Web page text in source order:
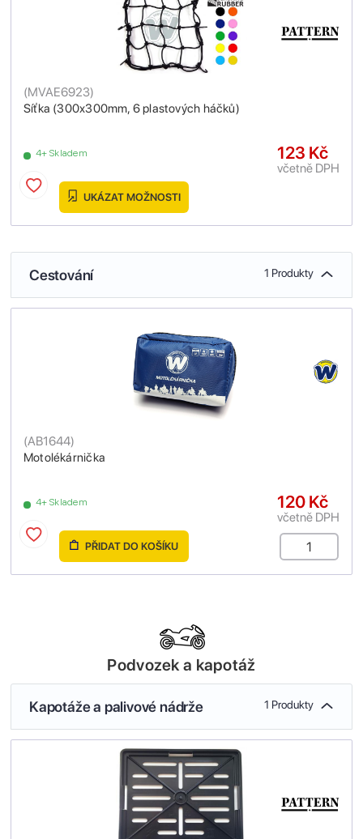
Síťka (300x300mm, 6 plastových háčků)
(MVAE6923)
4+ Skladem 123 Kč
včetně DPH
UKÁZAT MOŽNOSTI
Cestování 1 Produkty
Motolékárnička
(AB1644)
4+ Skladem 120 Kč
včetně DPH
PŘIDAT DO KOŠÍKU
Podvozek a kapotáž
Kapotáže a palivové nádrže 1 Produkty